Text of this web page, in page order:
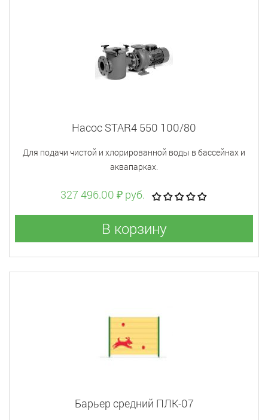
Насос STAR4 550 100/80
Для подачи чистой и хлорированной воды в бассейнах и
аквапарках.
327 496.00 ₽ руб.
В корзину
Барьер средний ПЛК-07